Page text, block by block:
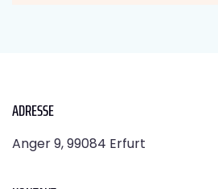
ADRESSE
Anger 9, 99084 Erfurt